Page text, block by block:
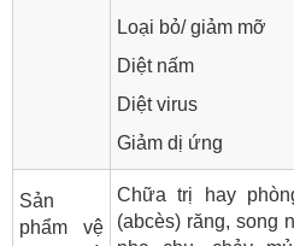
Loại bỏ/ giảm mỡ
Diệt nấm
Diệt virus
Giảm dị ứng
Sản
phẩm vệ
Chữa trị hay
(abcès) răng, song